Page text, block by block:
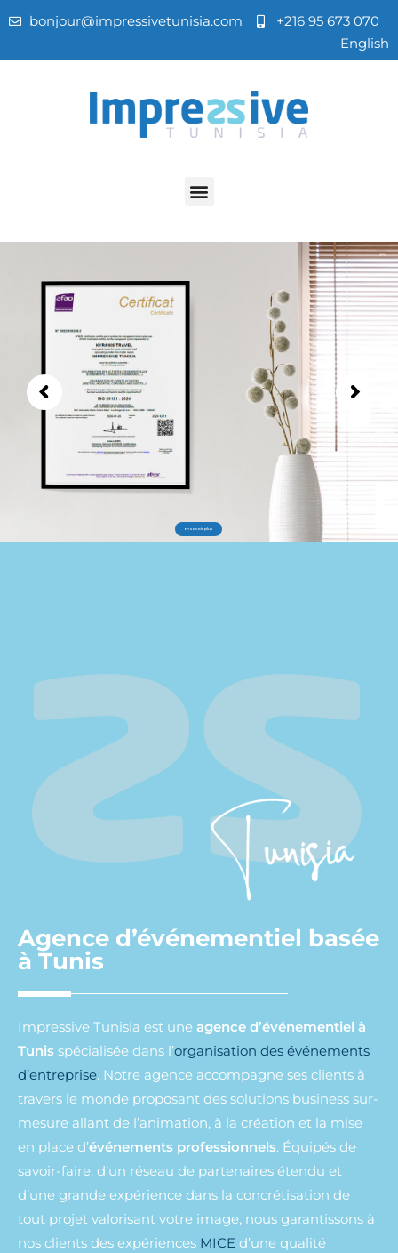
bonjour@impressivetunisia.com
+216 95 673 070
English
En savoir plus
Agence d’événementiel basée
à Tunis
Impressive Tunisia est une agence d’événementiel à
Tunis spécialisée dans l’organisation des événements
d’entreprise. Notre agence accompagne ses clients à
travers le monde proposant des solutions business sur-
mesure allant de l’animation, à la création et la mise
en place d’événements professionnels. Équipés de
savoir-faire, d’un réseau de partenaires étendu et
d’une grande expérience dans la concrétisation de
tout projet valorisant votre image, nous garantissons à
nos clients des expériences MICE d’une qualité